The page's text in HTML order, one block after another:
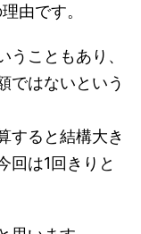
由です。
うこともあり、
ではないという
すると結構大き
回は1回きりと